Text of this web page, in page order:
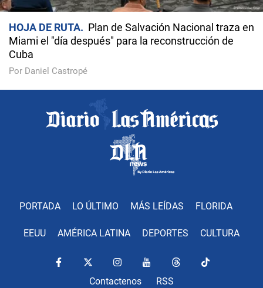
HOJA DE RUTA
Plan de Salvación Nacional traza en
Miami el "día después" para la reconstrucción de
Cuba
Por Daniel Castropé
PORTADA LO ÚLTIMO MÁS LEÍDAS FLORIDA
EEUU AMÉRICA LATINA DEPORTES CULTURA
Contactenos RSS